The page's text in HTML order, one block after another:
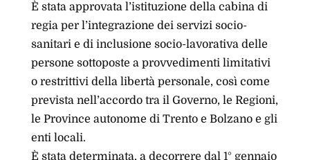
È stata approvata l’istituzione della cabina di
regia per l’integrazione dei servizi socio-
sanitari e di inclusione socio-lavorativa delle
persone sottoposte a provvedimenti limitativi
o restrittivi della libertà personale, così come
prevista nell’accordo tra il Governo, le Regioni,
le Province autonome di Trento e Bolzano e gli
enti locali.
È stata determinata, a decorrere dal 1° gennaio